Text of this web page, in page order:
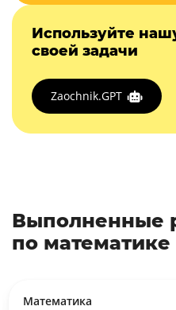
Используйте
своей задачи
Zaochnik.GPT
Выполненные
по математике
Математика